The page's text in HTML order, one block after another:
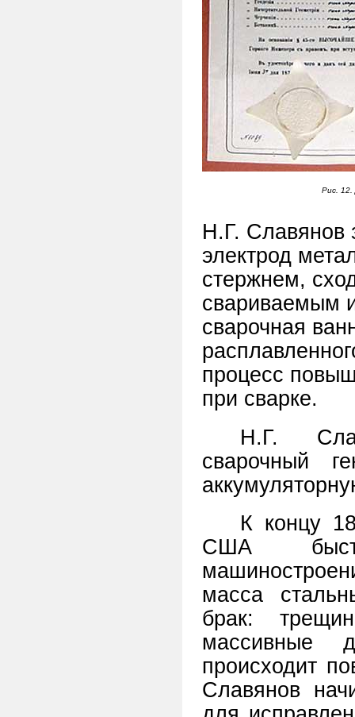
Рис. 12.
Н.Г. Славянов
электрод
стержнем,
свариваемым
сварочная
процесс
при сварке.
Н.Г.
сварочный
К концу
США
масса
брак:
массивные
происходит
Славянов